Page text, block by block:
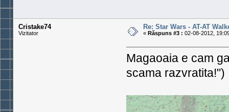
Cristake74
Vizitator
Re: Star Wars - AT-AT
« Răspuns #3 : 02-08-2012,
Magaoaia e cam
scama razvratita!")